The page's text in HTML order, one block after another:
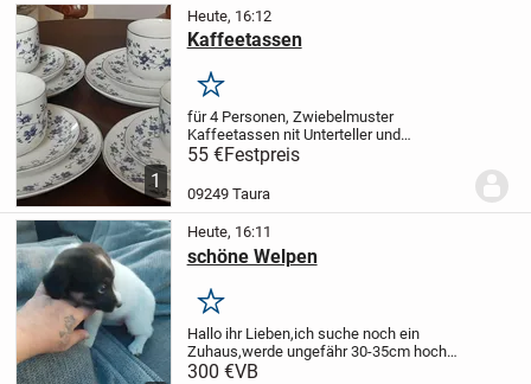
1
Heute, 16:12
Kaffeetassen
Merken
für 4 Personen, Zwiebelmuster
Kaffeetassen nit Unterteller und
Kuchenteller, sehr gutem Zustand. Eiteres
Zubehör auf Anfrage.
55 €Festpreis
09249 Taura
Heute, 16:11
schöne Welpen
Merken
Hallo ihr Lieben,ich suche noch ein
Zuhaus,werde ungefähr 30-35cm hoch
und bin entwurmt. Meine Mama ist ein
300 €VB